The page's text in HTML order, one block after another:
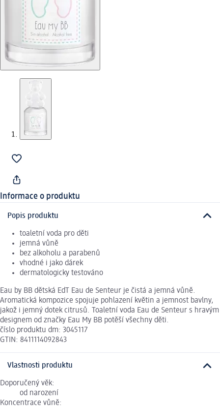
Informace o produktu
Popis produktu
toaletní voda pro děti
jemná vůně
bez alkoholu a parabenů
vhodné i jako dárek
dermatologicky testováno
Eau by BB dětská EdT Eau de Senteur je čistá a jemná vůně.
Aromatická kompozice spojuje pohlazení květin a jemnost bavlny,
jakož i jemný dotek citrusů. Toaletní voda Eau de Senteur s hravým
designem od značky Eau My BB potěší všechny děti.
číslo produktu dm: 3045117
GTIN: 8411114092843
Vlastnosti produktu
Doporučený věk:
od narození
Koncentrace vůně: